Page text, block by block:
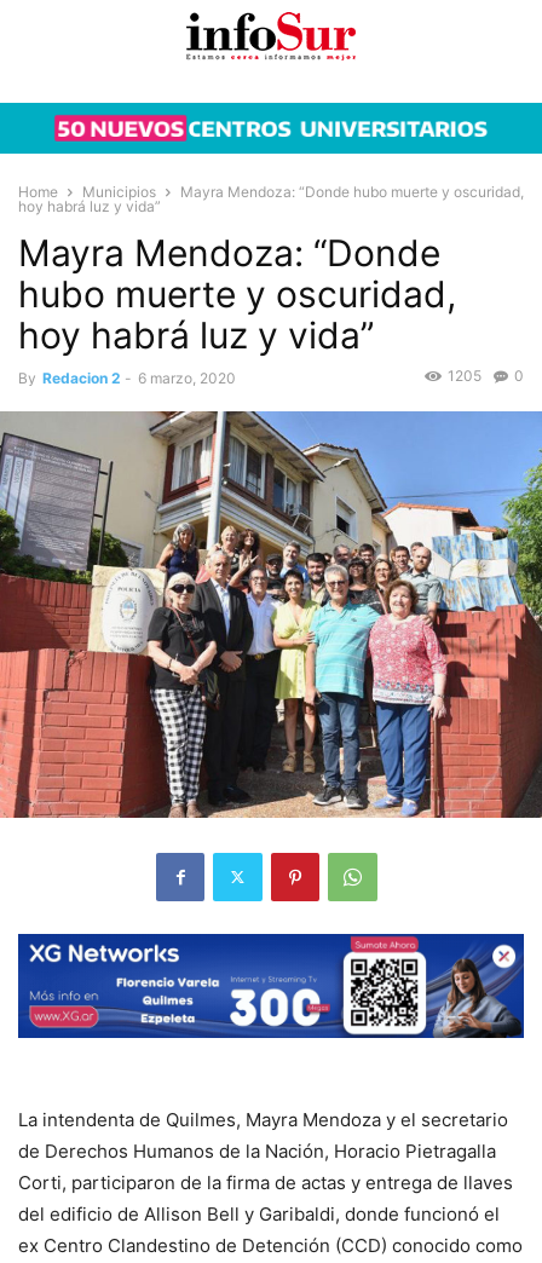
Home Municipios
Mayra Mendoza: “Donde hubo muerte y oscuridad,
hoy habrá luz y vida”
Mayra Mendoza: “Donde
hubo muerte y oscuridad,
hoy habrá luz y vida”
By Redacion 2 - 6 marzo, 2020 0
1205
La intendenta de Quilmes, Mayra Mendoza y el secretario
de Derechos Humanos de la Nación, Horacio Pietragalla
Corti, participaron de la firma de actas y entrega de llaves
del edificio de Allison Bell y Garibaldi, donde funcionó el
ex Centro Clandestino de Detención (CCD) conocido como